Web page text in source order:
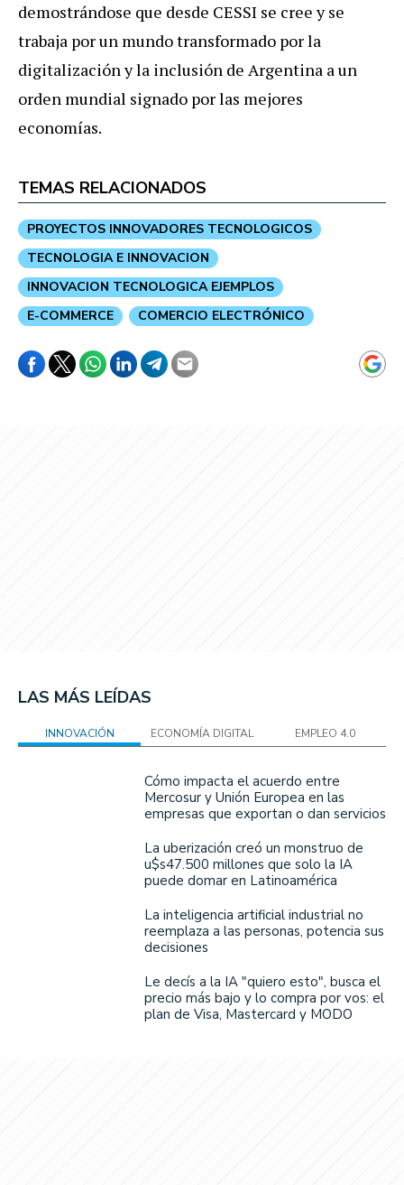
demostrándose que desde CESSI se cree y se
trabaja por un mundo transformado por la
digitalización y la inclusión de Argentina a un
orden mundial signado por las mejores
economías.
TEMAS RELACIONADOS
PROYECTOS INNOVADORES TECNOLOGICOS
TECNOLOGIA E INNOVACION
INNOVACION TECNOLOGICA EJEMPLOS
E-COMMERCE
COMERCIO ELECTRÓNICO
LAS MÁS LEÍDAS
INNOVACIÓN ECONOMÍA DIGITAL EMPLEO 4.0
Cómo impacta el acuerdo entre
Mercosur y Unión Europea en las
empresas que exportan o dan servicios
La uberización creó un monstruo de
u$s47.500 millones que solo la IA
puede domar en Latinoamérica
La inteligencia artificial industrial no
reemplaza a las personas, potencia sus
decisiones
Le decís a la IA "quiero esto", busca el
precio más bajo y lo compra por vos: el
plan de Visa, Mastercard y MODO